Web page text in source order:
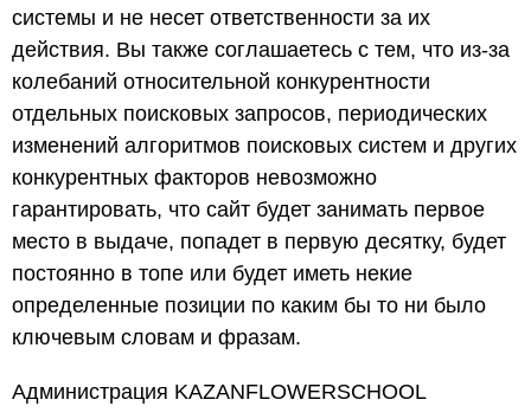
системы и не несет ответственности за их
действия. Вы также соглашаетесь с тем, что из-за
колебаний относительной конкурентности
отдельных поисковых запросов, периодических
изменений алгоритмов поисковых систем и других
конкурентных факторов невозможно
гарантировать, что сайт будет занимать первое
место в выдаче, попадет в первую десятку, будет
постоянно в топе или будет иметь некие
определенные позиции по каким бы то ни было
ключевым словам и фразам.
Администрация KAZANFLOWERSCHOOL